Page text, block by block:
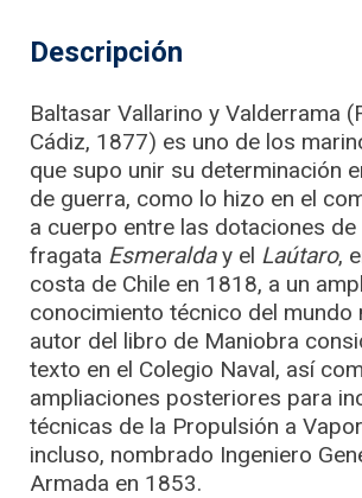
Descripción
Baltasar Vallarino y Valderrama
Cádiz, 1877) es uno de los
que supo unir su determinación
de guerra, como lo hizo en el
a cuerpo entre las dotaciones de
fragata Esmeralday el Laútaro,
costa de Chile en 1818, a un
conocimiento técnico del mundo
autor del libro de Maniobra
texto en el Colegio Naval, así
ampliaciones posteriores para
técnicas de la Propulsión a
incluso, nombrado Ingeniero
Armada en 1853.